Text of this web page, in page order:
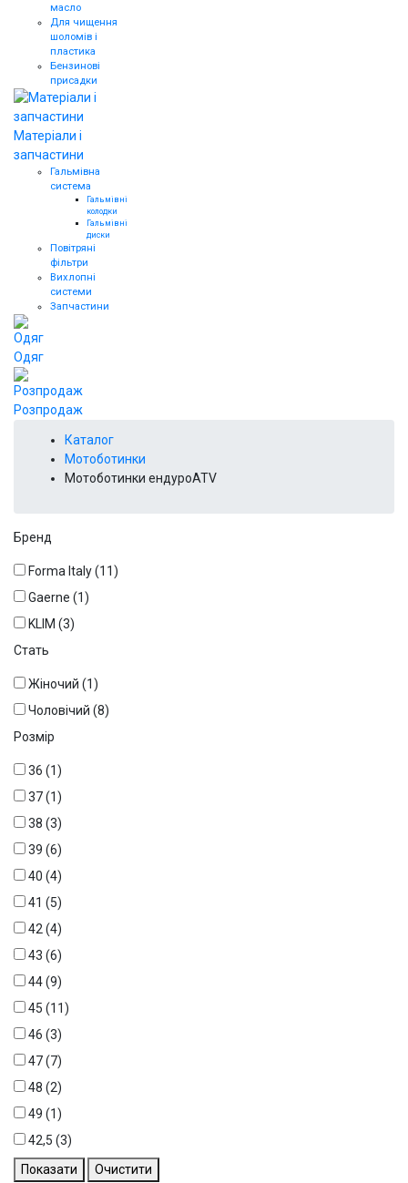
масло
Для чищення
шоломів і
пластика
Бензинові
присадки
Матеріали і
запчастини
Гальмівна
система
Гальмівні
колодки
Гальмівні
диски
Повітряні
фільтри
Вихлопні
системи
Запчастини
Одяг
Розпродаж
Каталог
Мотоботинки
Мотоботинки ендуроАТV
Бренд
Forma Italy(11)
Gaerne (1)
KLIM (3)
Стать
Жіночий (1)
Чоловічий (8)
Розмір
36 (1)
37(1)
38 (3)
39 (6)
40 (4)
41 (5)
42 (4)
43 (6)
44(9)
45 (11)
46 (3)
47(7)
48 (2)
49 (1)
42,5 (3)
Показати
Очистити